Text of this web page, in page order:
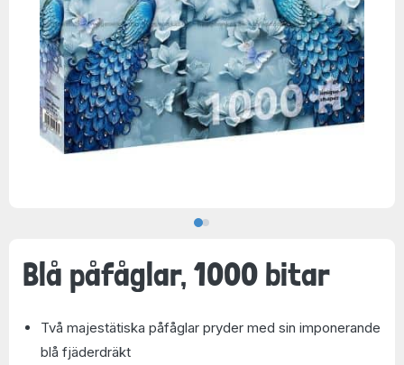
Blå påfåglar, 1000 bitar
Två majestätiska påfåglar pryder med sin imponerande
blå fjäderdräkt